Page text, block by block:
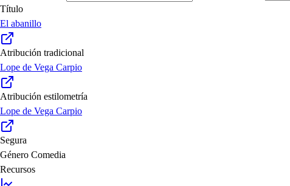
Título
El abanillo
Atribución tradicional
Lope de Vega Carpio
Atribución estilometría
Lope de Vega Carpio
Segura
Género Comedia
Recursos